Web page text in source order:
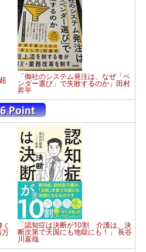
「御社のシステム発注は、なぜ「ベ
ンダー選び」で失敗するのか」田村
昇平
万
「認知症は決断が10割 介護は、決
断次第で天国にも地獄にも！」 長谷
川嘉哉